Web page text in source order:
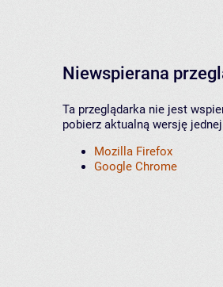
Niewspierana
Ta przeglądarka nie jest
pobierz aktualną wersję
Mozilla Firefox
Google Chrome